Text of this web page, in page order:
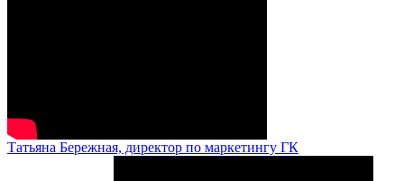
Татьяна Бережная, директор по маркетингу ГК